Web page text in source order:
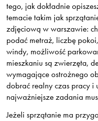
tego, jak dokładnie
temacie takim jak
zdjęciową w warszawie:
podać metraż, liczbę
windy, możliwość
mieszkaniu są zwierzęta,
wymagające ostrożnego
dobrać realny czas pracy i
najważniejsze zadania
Jeżeli sprzątanie ma